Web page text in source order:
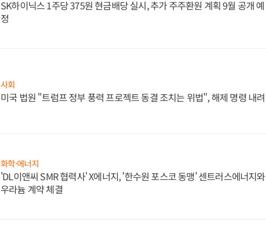
SK하이닉스 1주당 375원 현금배당 실시, 추가 주주환원 계획 9월 공개 예
정
사회
미국 법원 "트럼프 정부 풍력 프로젝트 동결 조치는 위법", 해제 명령 내려
화학·에너지
'DL이앤씨 SMR 협력사' X에너지, '한수원 포스코 동맹' 센트러스에너지와
우라늄 계약 체결